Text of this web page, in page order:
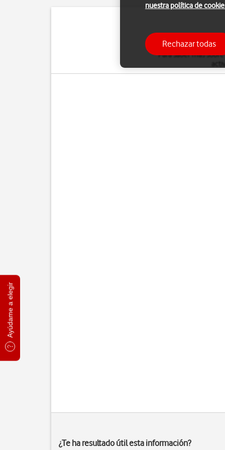
Ayúdame a elegir
Puedes desviar al
Para saber más
¿Te ha resultado útil esta información?
nuestra política de
Rechazar todas